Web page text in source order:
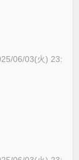
06/03(火) 23: